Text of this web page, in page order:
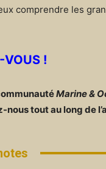
comprendre les
VOUS !
Marine &
tout au long de